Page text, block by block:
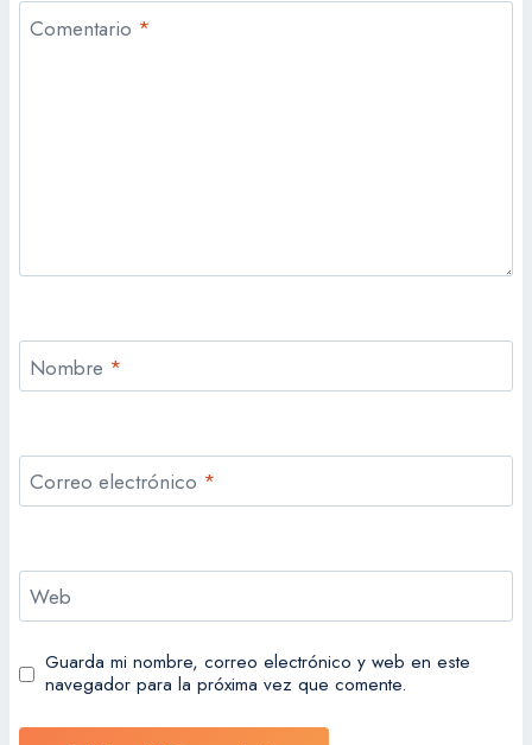
Comentario *
Nombre *
Correo electrónico *
Web
Guarda mi nombre, correo electrónico y web en este
navegador para la próxima vez que comente.